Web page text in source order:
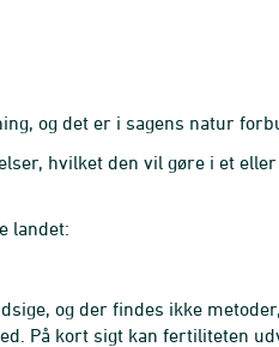
og det er i sagens natur
hvilket den vil gøre i et
landet:
og der findes ikke
På kort sigt kan fertiliteten